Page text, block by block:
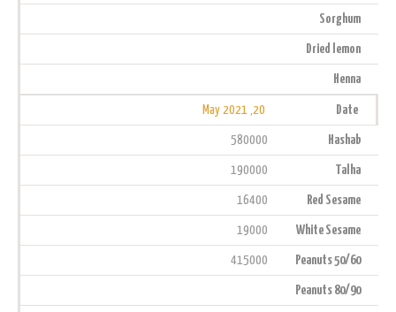
Sorghum
Dried lemon
Henna
Date
20, May 2021
Hashab
580000
Talha
190000
Red Sesame
16400
White Sesame
19000
Peanuts 50/60
415000
Peanuts 80/90